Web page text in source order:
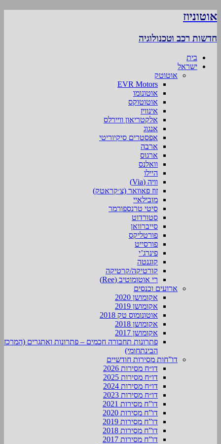
אוטוניוז
חדשות רכב וטכנולוגיה
בית
ישראל
אוטוטק
EVR Motors
אוטונומו
אוטוטוקס
אינוויז
אלקטריאון וויירלס
אנגוג
אפסטרים סיקיוריטי
ארבה
ארגוס
וואלנס
היילו
וויה (Via)
זוז פאוואר (צ׳קראטק)
מובילאיי
סיטי טרנספורמר
סטורדוט
סייברוואן
פורטליקס
פורסייט
פינרג’י
קוגנטה
קורטיקה/קרטיקה
רי אוטומוטיב (Ree)
ארועים וכנסים
אקומושן 2020
אקומושן 2019
אוטונומוס טק 2018
אקומושן 2018
אקומושן 2017
פתרונות תחבורה חכמים – פתרונות ואתגרים (המרכז
הבינתחומי)
דו”חות מסירות חודשיים
דו״ח מסירות 2026
דו״ח מסירות 2025
דו״ח מסירות 2024
דו״ח מסירות 2023
דו”ח מסירות 2021
דו”ח מסירות 2020
דו”ח מסירות 2019
דו”ח מסירות 2018
דו”ח מסירות 2017